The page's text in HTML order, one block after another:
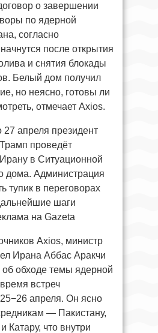
о завершении
по ядерной
согласно
после открытия
и снятия блокады
Белый дом получил
но неясно, готовы ли
отмечает Axios.
27 апреля президент
проведёт
в Ситуационной
дома. Администрация
тупик в переговорах
шаги
на Gazeta
Axios, министр
Ирана Аббас Аракчи
обходе темы ядерной
встреч
апреля. Он ясно
— Пакистану,
Катару, что внутри